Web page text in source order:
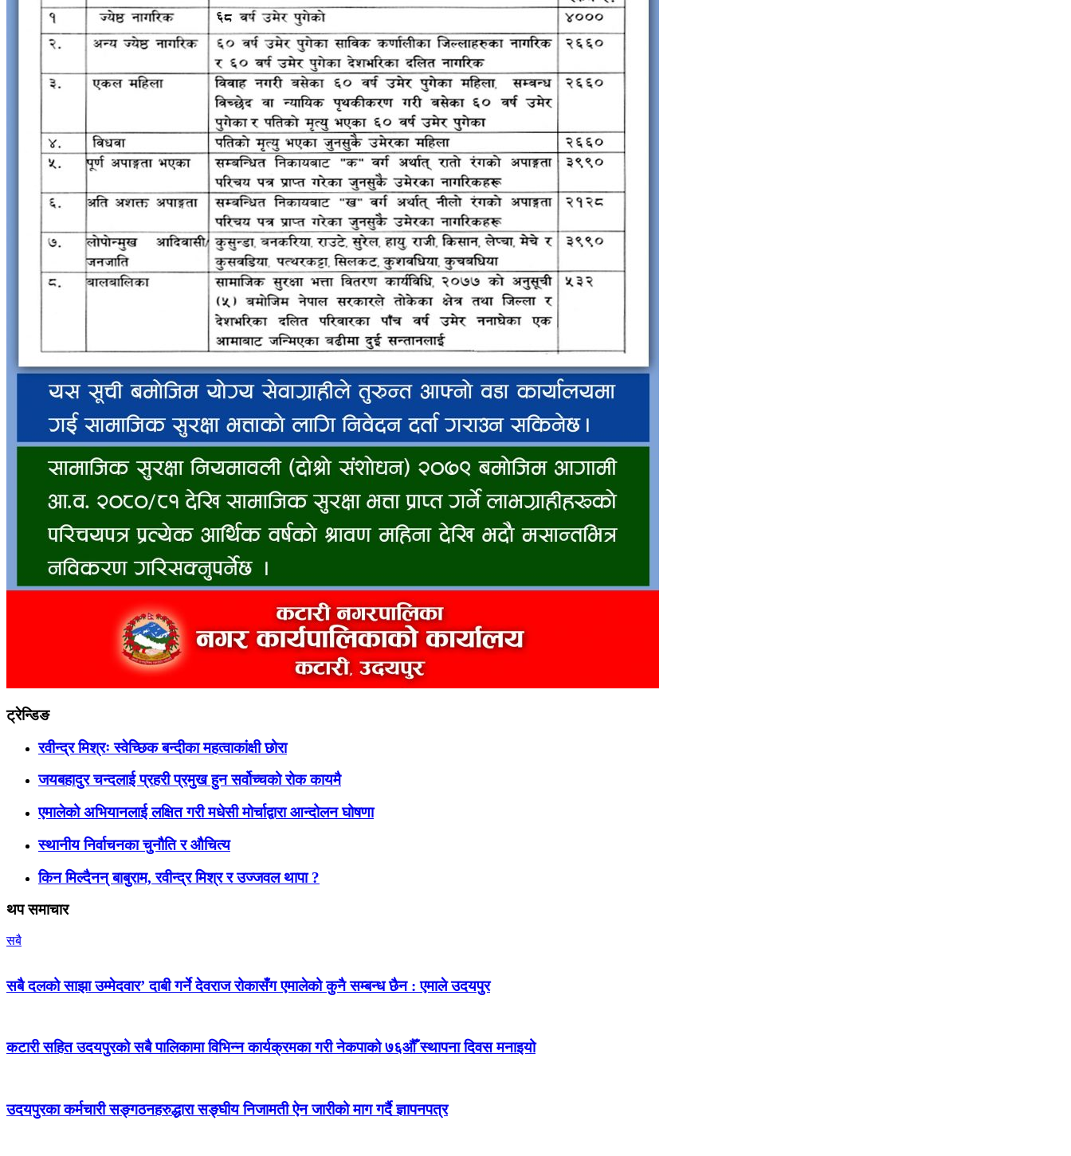
ट्रेन्डिङ
रवीन्द्र मिश्रः स्वेच्छिक बन्दीका महत्वाकांक्षी छोरा
जयबहादुर चन्दलाई प्रहरी प्रमुख हुन सर्वोच्चको रोक कायमै
एमालेको अभियानलाई लक्षित गरी मधेसी मोर्चाद्वारा आन्दोलन घोषणा
स्थानीय निर्वाचनका चुनौति र औचित्य
किन मिल्दैनन् बाबुराम, रवीन्द्र मिश्र र उज्जवल थापा ?
थप समाचार
सबै
सबै दलको साझा उम्मेदवार’ दाबी गर्ने देवराज रोकासँग एमालेको कुनै सम्बन्ध छैन : एमाले उदयपुर
कटारी सहित उदयपुरको सबै पालिकामा विभिन्न कार्यक्रमका गरी नेकपाको ७६औँ स्थापना दिवस मनाइयो
उदयपुरका कर्मचारी सङ्गठनहरुद्धारा सङ्घीय निजामती ऐन जारीको माग गर्दै ज्ञापनपत्र